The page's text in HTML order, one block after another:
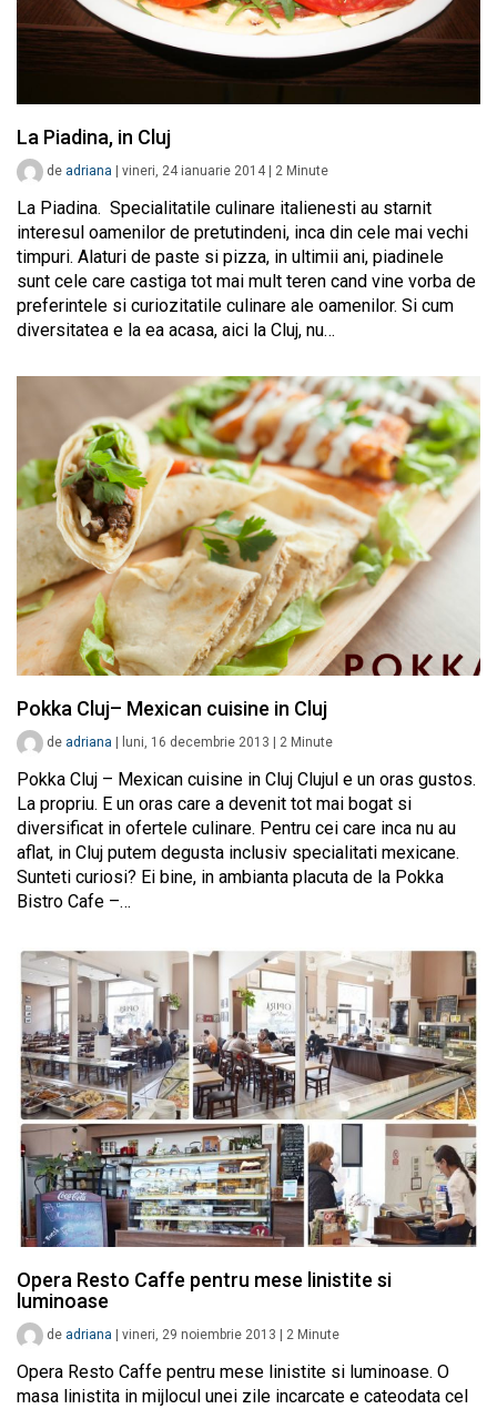
La Piadina, in Cluj
de adriana vineri, 24 ianuarie 2014 2 Minute
La Piadina. Specialitatile culinare italienesti au starnit
interesul oamenilor de pretutindeni, inca din cele mai vechi
timpuri. Alaturi de paste si pizza, in ultimii ani, piadinele
sunt cele care castiga tot mai mult teren cand vine vorba de
preferintele si curiozitatile culinare ale oamenilor. Si cum
diversitatea e la ea acasa, aici la Cluj, nu…
Pokka Cluj– Mexican cuisine in Cluj
de adriana luni, 16 decembrie 2013 2 Minute
Pokka Cluj – Mexican cuisine in Cluj Clujul e un oras gustos.
La propriu. E un oras care a devenit tot mai bogat si
diversificat in ofertele culinare. Pentru cei care inca nu au
aflat, in Cluj putem degusta inclusiv specialitati mexicane.
Sunteti curiosi? Ei bine, in ambianta placuta de la Pokka
Bistro Cafe –…
Opera Resto Caffe pentru mese linistite si
luminoase
de adriana vineri, 29 noiembrie 2013 2 Minute
Opera Resto Caffe pentru mese linistite si luminoase. O
masa linistita in mijlocul unei zile incarcate e cateodata cel